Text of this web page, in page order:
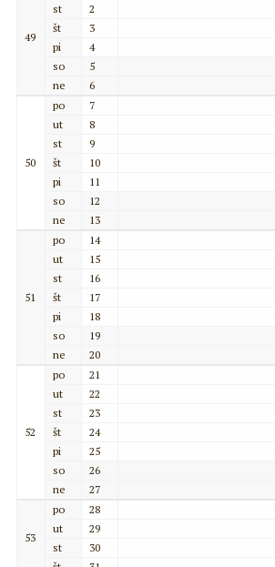
49
st
2
št
3
pi
4
so
5
ne
6
50
po
7
ut
8
st
9
št
10
pi
11
so
12
ne
13
51
po
14
ut
15
st
16
št
17
pi
18
so
19
ne
20
52
po
21
ut
22
st
23
št
24
pi
25
so
26
ne
27
53
po
28
ut
29
st
30